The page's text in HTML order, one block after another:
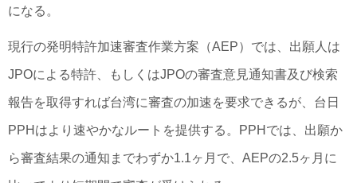
になる。
現行の発明特許加速審査作業方案（AEP）では、出願人は
JPOによる特許、もしくはJPOの審査意見通知書及び検索
報告を取得すれば台湾に審査の加速を要求できるが、台日
PPHはより速やかなルートを提供する。PPHでは、出願か
ら審査結果の通知までわずか1.1ヶ月で、AEPの2.5ヶ月に